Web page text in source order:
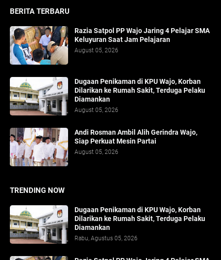
BERITA TERBARU
Razia Satpol PP Wajo Jaring 4 Pelajar SMA
Keluyuran Saat Jam Pelajaran
August 05, 2026
Dugaan Penikaman di KPU Wajo, Korban
Dilarikan ke Rumah Sakit, Terduga Pelaku
Diamankan
August 05, 2026
Andi Rosman Ambil Alih Gerindra Wajo,
Siap Perkuat Mesin Partai
August 05, 2026
TRENDING NOW
Dugaan Penikaman di KPU Wajo, Korban
Dilarikan ke Rumah Sakit, Terduga Pelaku
Diamankan
Rabu, Agustus 05, 2026